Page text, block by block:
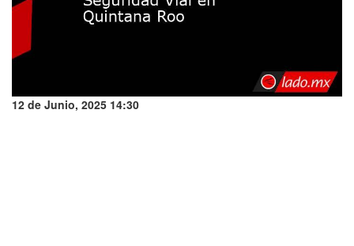
12 de Junio, 2025 14:30